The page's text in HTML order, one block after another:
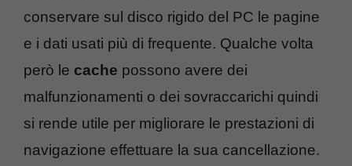
conservare sul disco rigido del PC le pagine
e i dati usati più di frequente. Qualche volta
però le cache possono avere dei
malfunzionamenti o dei sovraccarichi quindi
si rende utile per migliorare le prestazioni di
navigazione effettuare la sua cancellazione.